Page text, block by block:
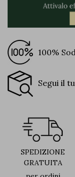
100%
Segui il
SPEDIZIONE
GRATUITA